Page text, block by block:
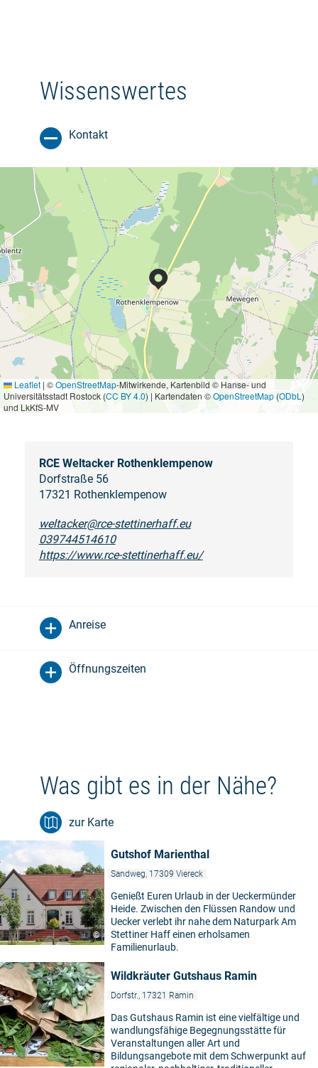
Wissenswertes
Kontakt
Leaflet | ©OpenStreetMap-Mitwirkende, Kartenbild © Hanse- und
Universitätsstadt Rostock (CC BY 4.0) | Kartendaten ©OpenStreetMap (ODbL )
und LkKfS-MV
RCE Weltacker Rothenklempenow
Dorfstraße 56
17321 Rothenklempenow
weltacker@rce-stettinerhaff.eu
039744514610
https://www.rce-stettinerhaff.eu/
Anreise
Öffnungszeiten
Was gibt es in der Nähe?
zur Karte
©
Gutshof Marienthal
Sandweg, 17309 Viereck
Genießt Euren Urlaub in der Ueckermünder
Heide. Zwischen den Flüssen Randow und
Uecker verlebt ihr nahe dem Naturpark Am
Stettiner Haff einen erholsamen
Familienurlaub.
©
Wildkräuter Gutshaus Ramin
Dorfstr., 17321 Ramin
Das Gutshaus Ramin ist eine vielfältige und
wandlungsfähige Begegnungsstätte für
Veranstaltungen aller Art und
Bildungsangebote mit dem Schwerpunkt auf